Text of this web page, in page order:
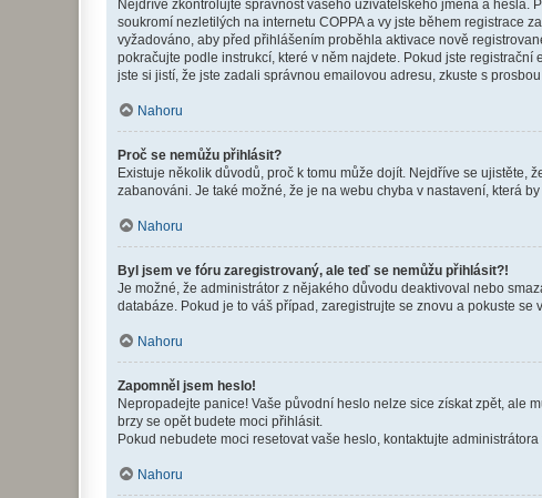
Nejdříve zkontrolujte správnost vašeho uživatelského jména a hesla.
soukromí nezletilých na internetu COPPA a vy jste během registrace
vyžadováno, aby před přihlášením proběhla aktivace nově
pokračujte podle instrukcí, které v něm najdete. Pokud jste
jste si jistí, že jste zadali správnou emailovou adresu, zkuste s
Nahoru
Proč se nemůžu přihlásit?
Existuje několik důvodů, proč k tomu může dojít. Nejdříve se ujistěte,
zabanováni. Je také možné, že je na webu chyba v nastavení, která by
Nahoru
Byl jsem ve fóru zaregistrovaný, ale teď se nemůžu přihlásit?!
Je možné, že administrátor z nějakého důvodu deaktivoval nebo
databáze. Pokud je to váš případ, zaregistrujte se znovu a pokuste se
Nahoru
Zapomněl jsem heslo!
Nepropadejte panice! Vaše původní heslo nelze sice získat zpět, ale
brzy se opět budete moci přihlásit.
Pokud nebudete moci resetovat vaše heslo, kontaktujte administrátora
Nahoru